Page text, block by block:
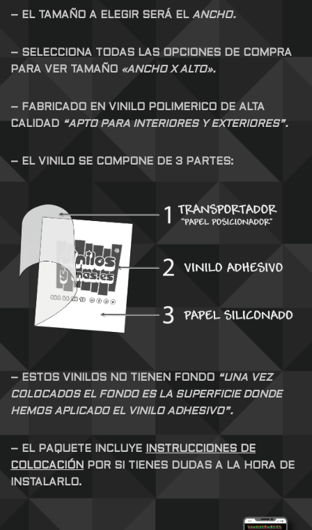
– EL TAMAÑO A ELEGIR SERÁ EL ANCHO.
– SELECCIONA TODAS LAS OPCIONES DE COMPRA
PARA VER TAMAÑO «ANCHO X ALTO».
– FABRICADO EN VINILO POLIMERICO DE ALTA
CALIDAD “APTO PARA INTERIORES Y EXTERIORES”.
– EL VINILO SE COMPONE DE 3 PARTES:
– ESTOS VINILOS NO TIENEN FONDO
“UNA VEZ
COLOCADOS EL FONDO ES LA SUPERFICIE DONDE
HEMOS APLICADO EL VINILO ADHESIVO”.
– EL PAQUETE INCLUYE
INSTRUCCIONES DE
COLOCACIÓN
POR SI TIENES DUDAS A LA HORA DE
INSTALARLO.